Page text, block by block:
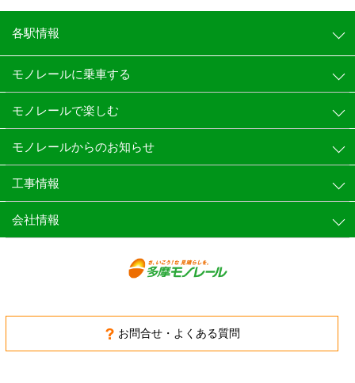
各駅情報
モノレールに乗車する
モノレールで楽しむ
モノレールからのお知らせ
工事情報
会社情報
お問合せ・よくある質問